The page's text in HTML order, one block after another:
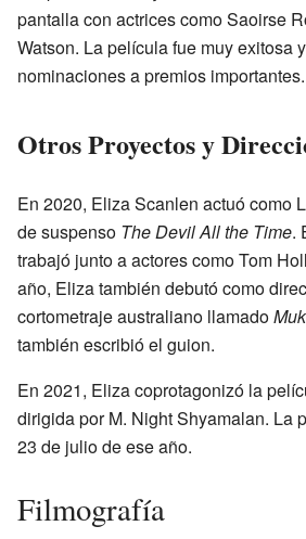
pantalla con actrices como Saoirse
Watson. La película fue muy exitosa
nominaciones a premios importantes.
Otros Proyectos y
En 2020, Eliza Scanlen actuó como
de suspenso The Devil All the Time.
trabajó junto a actores como Tom
año, Eliza también debutó como
cortometraje australiano llamado
también escribió el guion.
En 2021, Eliza coprotagonizó la
dirigida por M. Night Shyamalan. La
23 de julio de ese año.
Filmografía